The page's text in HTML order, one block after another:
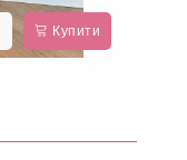
Купити